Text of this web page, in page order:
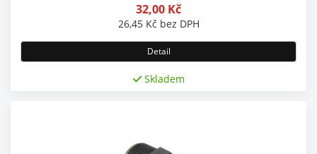
32,00 Kč
26,45 Kč bez DPH
Detail
Skladem